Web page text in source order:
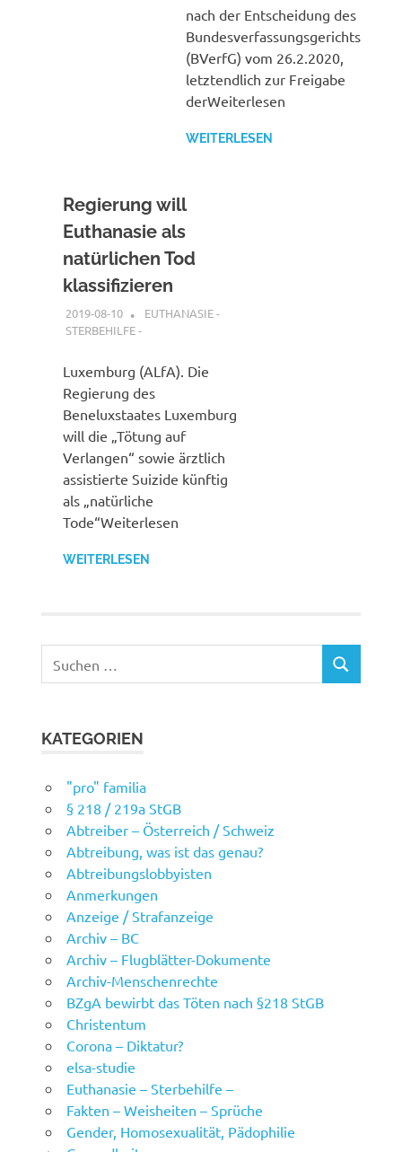
nach der Entscheidung des
Bundesverfassungsgerichts
(BVerfG) vom 26.2.2020,
letztendlich zur Freigabe
derWeiterlesen
WEITERLESEN
Regierung will
Euthanasie als
natürlichen Tod
klassifizieren
2019-08-10 XX
EUTHANASIE -
STERBEHILFE -
Luxemburg (ALfA). Die
Regierung des
Beneluxstaates Luxemburg
will die „Tötung auf
Verlangen“ sowie ärztlich
assistierte Suizide künftig
als „natürliche
Tode“Weiterlesen
WEITERLESEN
nach:
SUCHEN
KATEGORIEN
"pro" familia
§ 218 / 219a StGB
Abtreiber – Österreich / Schweiz
Abtreibung, was ist das genau?
Abtreibungslobbyisten
Anmerkungen
Anzeige / Strafanzeige
Archiv – BC
Archiv – Flugblätter-Dokumente
Archiv-Menschenrechte
BZgA bewirbt das Töten nach §218 StGB
Christentum
Corona – Diktatur?
elsa-studie
Euthanasie – Sterbehilfe –
Fakten – Weisheiten – Sprüche
Gender, Homosexualität, Pädophilie